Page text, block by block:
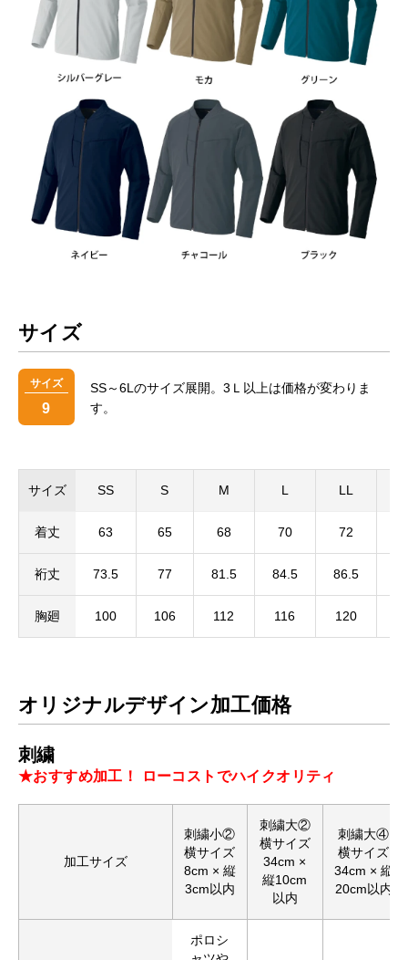
サイズ
サイズ
9
SS～6Lのサイズ展開。3Ｌ以上は価格が変わりま
す。
サイズ SS S M L LL
着丈 63 65 68 70 72
裄丈 73.5 77 81.5 84.5 86.5
胸廻 100 106 112 116 120
オリジナルデザイン加工価格
刺繍
★おすすめ加工！ ローコストでハイクオリティ
加工サイズ
刺繍小②
横サイズ
8cm × 縦
3cm以内
刺繍大②
横サイズ
34cm ×
縦10cm
以内
刺繍大④
横サイズ
34cm × 縦
20cm以内
ポロシ